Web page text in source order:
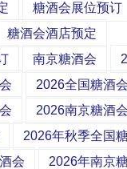
糖酒会展位预订
糖酒会酒店预定
南京糖酒会
2026全国糖酒会
2026南京糖酒
2026年秋季全国
会
2026年南京